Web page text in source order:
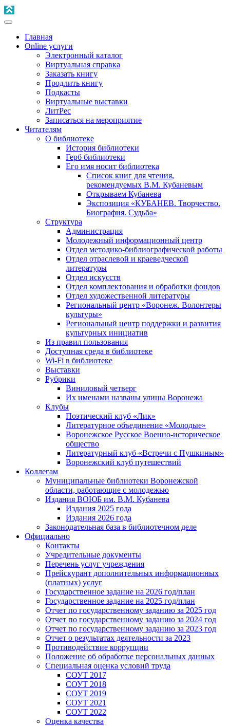
Главная
Online услуги
Электронный каталог
Виртуальная справка
Заказать книгу
Продлить книгу
Подкасты
Виртуальные выставки
ЛитРес
Записаться на мероприятие
Читателям
О библиотеке
История библиотеки
Герб библиотеки
Его имя носит библиотека
Список книг для чтения,
рекомендуемых В.М. Кубаневым
Открываем Кубанева
Экспозиция «КУБАНЕВ. Творчество.
Биография. Судьба»
Структура
Администрация
Молодежный информационный центр
Отдел методико-библиографической работы
Отдел отраслевой и краеведческой
литературы
Отдел искусств
Отдел комплектования и обработки фондов
Отдел художественной литературы
Региональный центр «Воронеж. Волонтеры
культуры»
Региональный центр поддержки и развития
культурных инициатив
Из правил пользования
Доступная среда в библиотеке
Wi-Fi в библиотеке
Выставки
Рубрики
Виниловый четверг
Их именами названы улицы Воронежа
Клубы
Поэтический клуб «Лик»
Литературное объединение «Молодые»
Воронежское Русское Военно-историческое
общество
Литературный клуб «Встречи с Пушкиным»
Воронежский клуб путешествий
Коллегам
Муниципальные библиотеки Воронежской
области, работающие с молодежью
Издания ВОЮБ им. В.М. Кубанева
Издания 2025 года
Издания 2026 года
Законодательная база в библиотечном деле
Официально
Контакты
Учредительные документы
Перечень услуг учреждения
Прейскурант дополнительных информационных
(платных) услуг
Государственное задание на 2026 год/план
Государственное задание на 2025 год/план
Отчет по государственному заданию за 2025 год
Отчет по государственному заданию за 2024 год
Отчет по государственному заданию за 2023 год
Отчет о результатах деятельности за 2023
Противодействие коррупции
Положение об обработке персональных данных
Специальная оценка условий труда
СОУТ 2017
СОУТ 2018
СОУТ 2019
СОУТ 2021
СОУТ 2022
Оценка качества